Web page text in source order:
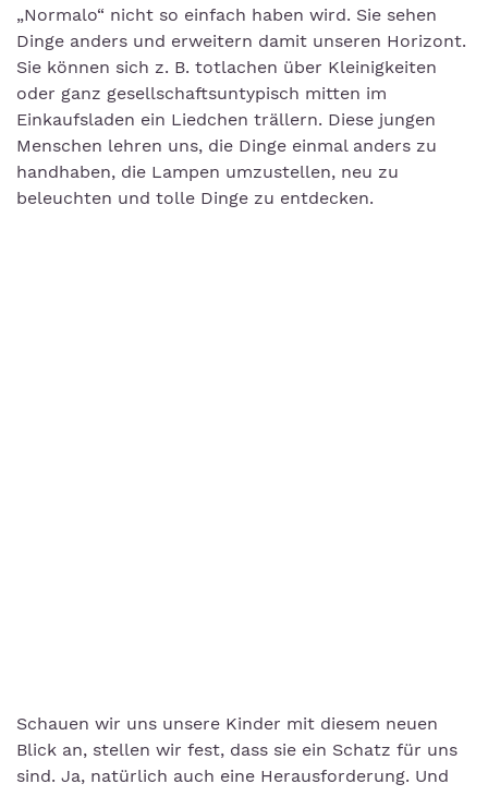
„Normalo“ nicht so einfach haben wird. Sie sehen
Dinge anders und erweitern damit unseren Horizont.
Sie können sich z. B. totlachen über Kleinigkeiten
oder ganz gesellschaftsuntypisch mitten im
Einkaufsladen ein Liedchen trällern. Diese jungen
Menschen lehren uns, die Dinge einmal anders zu
handhaben, die Lampen umzustellen, neu zu
beleuchten und tolle Dinge zu entdecken.
Schauen wir uns unsere Kinder mit diesem neuen
Blick an, stellen wir fest, dass sie ein Schatz für uns
sind. Ja, natürlich auch eine Herausforderung. Und